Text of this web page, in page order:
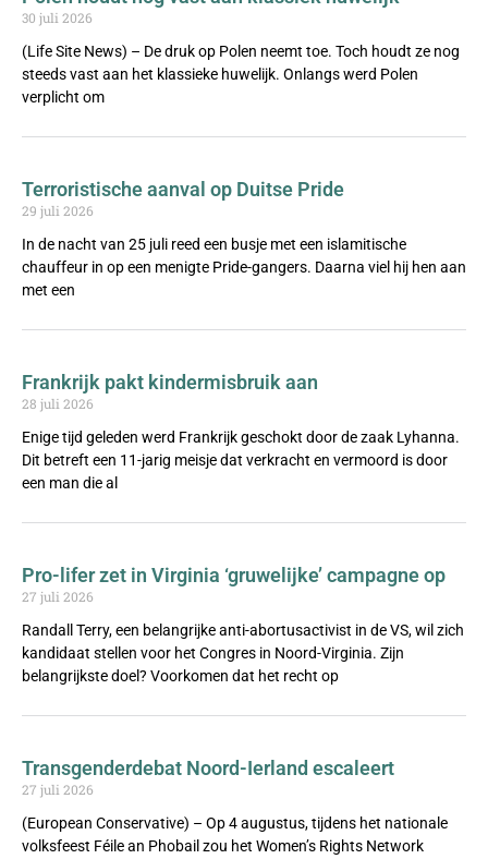
30 juli 2026
(Life Site News) – De druk op Polen neemt toe. Toch houdt ze nog
steeds vast aan het klassieke huwelijk. Onlangs werd Polen
verplicht om
Terroristische aanval op Duitse Pride
29 juli 2026
In de nacht van 25 juli reed een busje met een islamitische
chauffeur in op een menigte Pride-gangers. Daarna viel hij hen aan
met een
Frankrijk pakt kindermisbruik aan
28 juli 2026
Enige tijd geleden werd Frankrijk geschokt door de zaak Lyhanna.
Dit betreft een 11-jarig meisje dat verkracht en vermoord is door
een man die al
Pro-lifer zet in Virginia ‘gruwelijke’ campagne op
27 juli 2026
Randall Terry, een belangrijke anti-abortusactivist in de VS, wil zich
kandidaat stellen voor het Congres in Noord-Virginia. Zijn
belangrijkste doel? Voorkomen dat het recht op
Transgenderdebat Noord-Ierland escaleert
27 juli 2026
(European Conservative) – Op 4 augustus, tijdens het nationale
volksfeest Féile an Phobail zou het Women’s Rights Network